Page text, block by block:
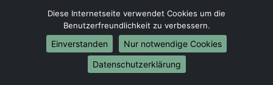
Umzug von Paderborn nach Hannover
Umzug von Paderborn nach Nürnberg
Umzug von Paderborn nach Duisburg
Umzug von Paderborn nach Bochum
Umzug von Paderborn nach Wuppertal
Diese Internetseite verwendet Cookies um die
Benutzerfreundlichkeit zu verbessern.
Einverstanden
Nur notwendige Cookies
Datenschutzerklärung